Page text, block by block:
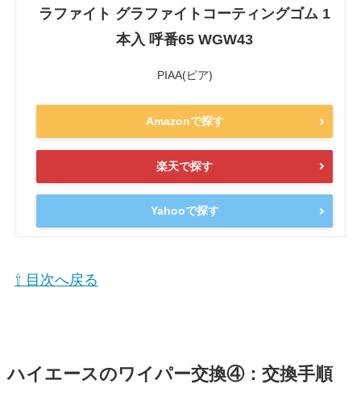
ラファイト グラファイトコーティングゴム 1
本入 呼番65 WGW43
PIAA(ピア)
Amazonで探す
楽天で探す
Yahooで探す
⇧ 目次へ戻る
ハイエースのワイパー交換④：交換手順